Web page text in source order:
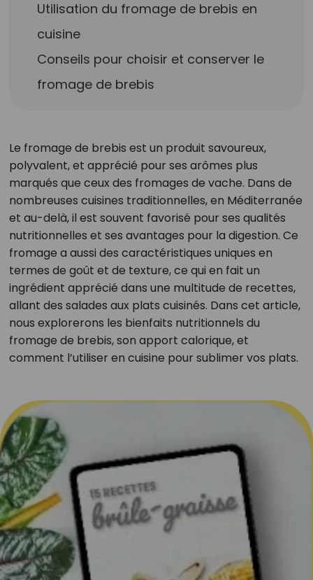
Utilisation du fromage de brebis en
cuisine
Conseils pour choisir et conserver le
fromage de brebis
Le fromage de brebis est un produit savoureux,
polyvalent, et apprécié pour ses arômes plus
marqués que ceux des fromages de vache. Dans de
nombreuses cuisines traditionnelles, en Méditerranée
et au-delà, il est souvent favorisé pour ses qualités
nutritionnelles et ses avantages pour la digestion. Ce
fromage a aussi des caractéristiques uniques en
termes de goût et de texture, ce qui en fait un
ingrédient apprécié dans une multitude de recettes,
allant des salades aux plats cuisinés. Dans cet article,
nous explorerons les bienfaits nutritionnels du
fromage de brebis, son apport calorique, et
comment l’utiliser en cuisine pour sublimer vos plats.